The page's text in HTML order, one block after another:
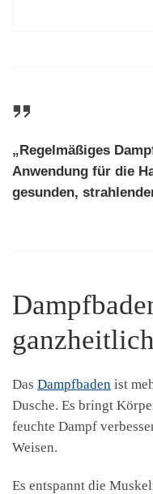
„Regelmäßiges
Anwendung für die
gesunden,
Das Dampfbaden ist
Dusche. Es bringt
feuchte Dampf
Weisen.
Es entspannt die